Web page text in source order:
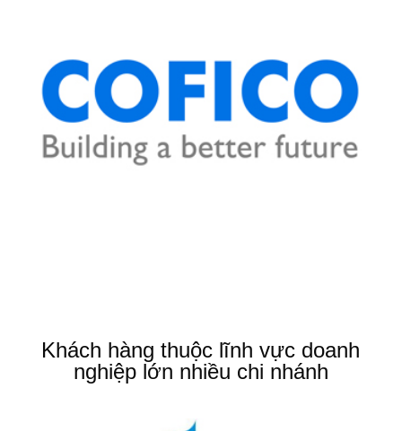
Khách hàng thuộc lĩnh vực doanh
nghiệp lớn nhiều chi nhánh